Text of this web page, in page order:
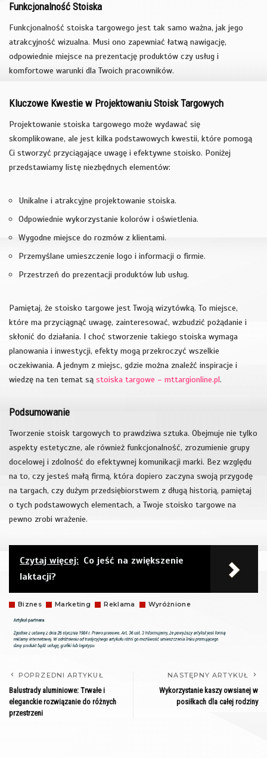
Funkcjonalność Stoiska
Funkcjonalność stoiska targowego jest tak samo ważna, jak jego
atrakcyjność wizualna. Musi ono zapewniać łatwą nawigację,
odpowiednie miejsce na prezentację produktów czy usług i
komfortowe warunki dla Twoich pracowników.
Kluczowe Kwestie w Projektowaniu Stoisk Targowych
Projektowanie stoiska targowego może wydawać się
skomplikowane, ale jest kilka podstawowych kwestii, które pomogą
Ci stworzyć przyciągające uwagę i efektywne stoisko. Poniżej
przedstawiamy listę niezbędnych elementów:
Unikalne i atrakcyjne projektowanie stoiska.
Odpowiednie wykorzystanie kolorów i oświetlenia.
Wygodne miejsce do rozmów z klientami.
Przemyślane umieszczenie logo i informacji o firmie.
Przestrzeń do prezentacji produktów lub usług.
Pamiętaj, że stoisko targowe jest Twoją wizytówką. To miejsce,
które ma przyciągnąć uwagę, zainteresować, wzbudzić pożądanie i
skłonić do działania. I choć stworzenie takiego stoiska wymaga
planowania i inwestycji, efekty mogą przekroczyć wszelkie
oczekiwania. A jednym z miejsc, gdzie można znaleźć inspiracje i
wiedzę na ten temat są stoiska targowe – mttargionline.pl.
Podsumowanie
Tworzenie stoisk targowych to prawdziwa sztuka. Obejmuje nie tylko
aspekty estetyczne, ale również funkcjonalność, zrozumienie grupy
docelowej i zdolność do efektywnej komunikacji marki. Bez względu
na to, czy jesteś małą firmą, która dopiero zaczyna swoją przygodę
na targach, czy dużym przedsiębiorstwem z długą historią, pamiętaj
o tych podstawowych elementach, a Twoje stoisko targowe na
pewno zrobi wrażenie.
Czytaj więcej: Co jeść na zwiększenie
laktacji?
Biznes Marketing Reklama Wyróżnione
POPRZEDNI ARTYKUŁ
Balustrady aluminiowe: Trwałe i
eleganckie rozwiązanie do różnych
przestrzeni
NASTĘPNY ARTYKUŁ
Wykorzystanie kaszy owsianej w
posiłkach dla całej rodziny